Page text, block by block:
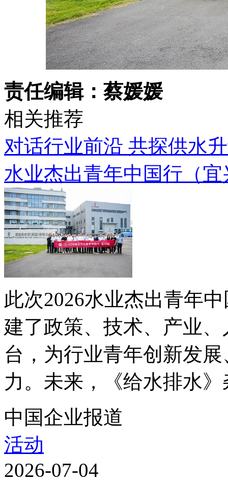
责任编辑：蔡媛媛
相关推荐
对话行业前沿 共探供水
水业杰出青年中国行（宜
此次2026水业杰出青年
建了政策、技术、产业
台，为行业青年创新发
力。未来，《给水排水
中国企业报道
活动
2026-07-04